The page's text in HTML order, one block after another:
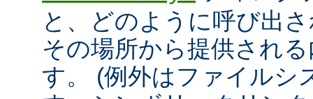
と、どのように呼び出
その場所から提供され
す。 (例外はファイルシ